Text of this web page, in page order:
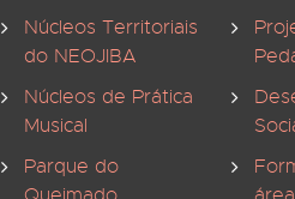
Núcleos Territoriais
do NEOJIBA
Núcleos de Prática
Musical
Parque do